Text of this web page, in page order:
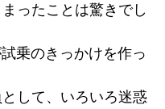
ったことは驚きでし
乗のきっかけを作っ
して、いろいろ迷惑